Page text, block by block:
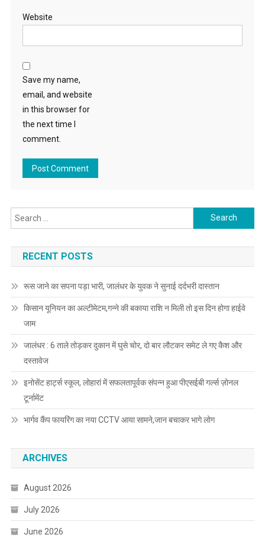
Website
Save my name,
email, and website
in this browser for
the next time I
comment.
Search for:
RECENT POSTS
रूस जाने का सपना पड़ा भारी, जालंधर के युवक ने सुनाई दर्दभरी दास्तान
किसान यूनियन का अल्टीमेटम,गन्ने की बकाया राशि न मिली तो इस दिन होगा हाईवे
जाम
जालंधर : 6 ताले तोड़कर दुकान में घुसे चोर, दो बार लौटकर समेट ले गए कैश और
दस्तावेज
इनोसेंट हार्ट्स स्कूल, लोहारां में सफलतापूर्वक संपन्न हुआ पीएसईबी गर्ल्स ज़ोनल
टूर्नामेंट
भार्गव कैंप फायरिंग का नया CCTV आया सामने,जान बचाकर भागे लोग
ARCHIVES
August 2026
July 2026
June 2026